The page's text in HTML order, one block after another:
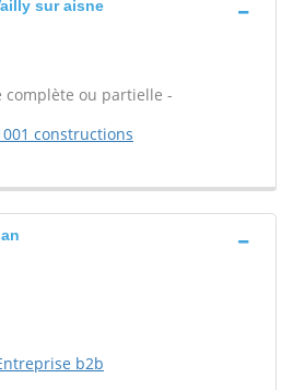
sur aisne
complète ou partielle -
constructions
b2b